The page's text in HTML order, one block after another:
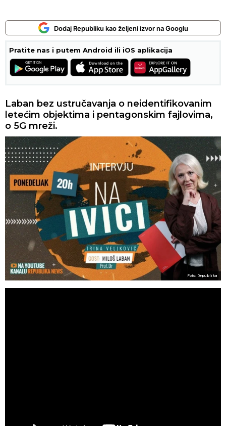
Dodaj Republiku kao željeni izvor na Googlu
Pratite nas i putem Android ili iOS aplikacija
Laban bez ustručavanja o neidentifikovanim
letećim objektima i pentagonskim fajlovima,
o 5G mreži.
Foto: Republika